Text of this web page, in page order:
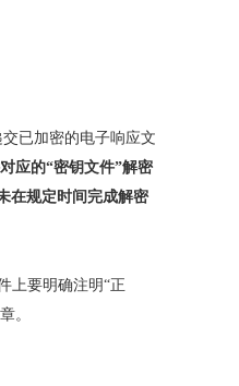
已加密的电子响应文
应的“密钥文件”解密
在规定时间完成解密
上要明确注明“正
。